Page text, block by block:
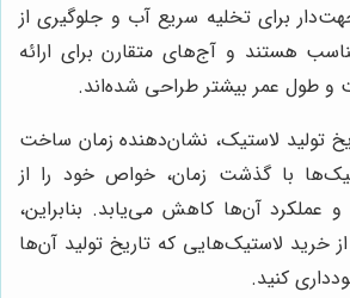
برای تخلیه سریع آب و جلوگیری از
هستند و آج‌های متقارن برای ارائه
و طول عمر بیشتر طراحی شده‌اند.
تولید لاستیک، نشان‌دهنده زمان ساخت
با گذشت زمان، خواص خود را از
آن‌ها کاهش می‌یابد. بنابراین،
خرید لاستیک‌هایی که تاریخ تولید آن‌ها
کنید.